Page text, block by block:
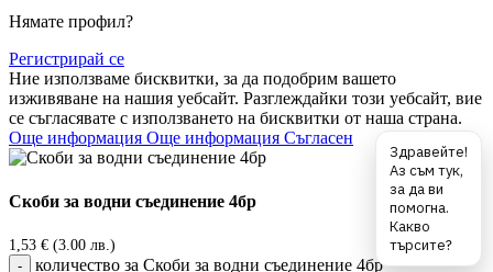
Нямате профил?
Регистрирай се
Ние използваме бисквитки, за да подобрим вашето
изживяване на нашия уебсайт. Разглеждайки този уебсайт, вие
се съгласявате с използването на бисквитки от наша страна.
Още информация Още информация Съгласен
Скоби за водни съединение 4бр
1,53 € (3.00 лв.)
количество за Скоби за водни съединение 4бр